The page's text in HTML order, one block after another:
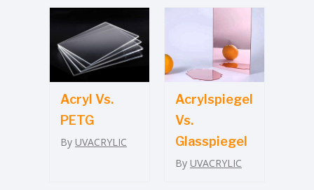
Acryl Vs.
PETG
By UVACRYLIC
Acrylspiegel
Vs.
Glasspiegel
By UVACRYLIC